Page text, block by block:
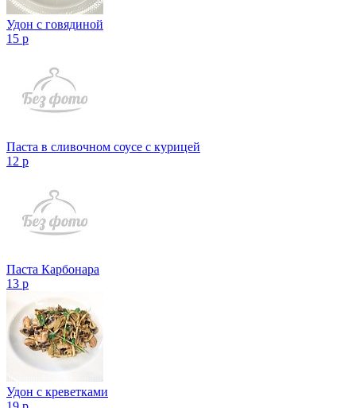
Удон с говядиной
15 р
Паста в сливочном соусе с курицей
12 р
Паста Карбонара
13 р
Удон с креветками